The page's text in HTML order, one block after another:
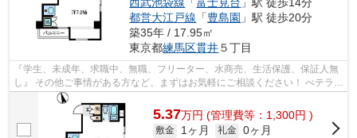
都営大江戸線 「豊島園 」駅 徒歩20分
築35年 / 17.95㎡
東京都練馬区貫井５丁目
『学生、未成年、求職中、無職、フリーター、水商売、生活保護、保証人無
し』 その他ご事情がある方など、まずはお気軽にご相談ください！ べテラン
スタッフが対応致しますのでご希望...
5.37万円 (管理費等：1,300円 )
敷金 1ヶ月 礼金 0ヶ月